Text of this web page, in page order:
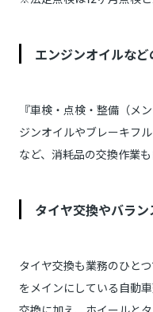
エンジンオイルな
『車検・点検・整備（メ
ジンオイルやブレーキフ
など、消耗品の交換作業
タイヤ交換やバラ
タイヤ交換も業務のひと
をメインにしている自動